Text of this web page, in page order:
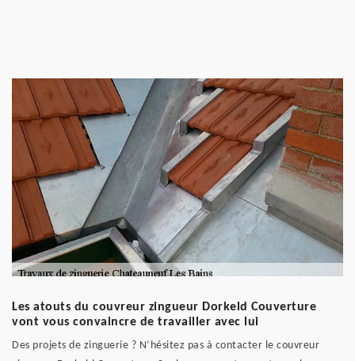
Les atouts du couvreur zingueur Dorkeld Couverture
vont vous convaincre de travailler avec lui
Des projets de zinguerie ? N’hésitez pas à contacter le couvreur